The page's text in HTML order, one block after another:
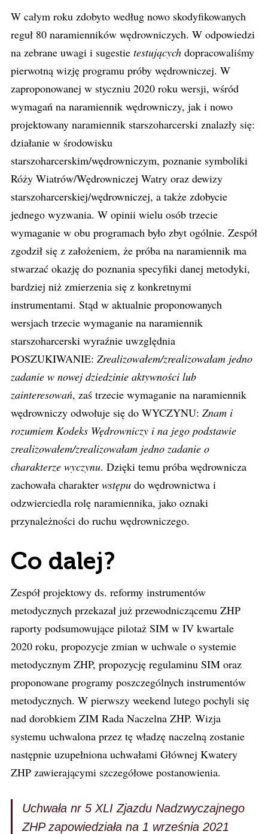
W całym roku zdobyto według nowo skodyfikowanych
reguł 80 naramienników wędrowniczych. W odpowiedzi
na zebrane uwagi i sugestie testujących dopracowaliśmy
pierwotną wizję programu próby wędrowniczej. W
zaproponowanej w styczniu 2020 roku wersji, wśród
wymagań na naramiennik wędrowniczy, jak i nowo
projektowany naramiennik starszoharcerski znalazły się:
działanie w środowisku
starszoharcerskim/wędrowniczym, poznanie symboliki
Róży Wiatrów/Wędrowniczej Watry oraz dewizy
starszoharcerskiej/wędrowniczej, a także zdobycie
jednego wyzwania. W opinii wielu osób trzecie
wymaganie w obu programach było zbyt ogólnie. Zespół
zgodził się z założeniem, że próba na naramiennik ma
stwarzać okazję do poznania specyfiki danej metodyki,
bardziej niż zmierzenia się z konkretnymi
instrumentami. Stąd w aktualnie proponowanych
wersjach trzecie wymaganie na naramiennik
starszoharcerski wyraźnie uwzględnia
POSZUKIWANIE: Zrealizowałem/zrealizowałam jedno
zadanie w nowej dziedzinie aktywności lub
zainteresowań, zaś trzecie wymaganie na naramiennik
wędrowniczy odwołuje się do WYCZYNU: Znam i
rozumiem Kodeks Wędrowniczy i na jego podstawie
zrealizowałem/zrealizowałam jedno zadanie o
charakterze wyczynu. Dzięki temu próba wędrownicza
zachowała charakter wstępu do wędrownictwa i
odzwierciedla rolę naramiennika, jako oznaki
przynależności do ruchu wędrowniczego.
Co dalej?
Zespół projektowy ds. reformy instrumentów
metodycznych przekazał już przewodniczącemu ZHP
raporty podsumowujące pilotaż SIM w IV kwartale
2020 roku, propozycje zmian w uchwale o systemie
metodycznym ZHP, propozycję regulaminu SIM oraz
proponowane programy poszczególnych instrumentów
metodycznych. W pierwszy weekend lutego pochyli się
nad dorobkiem ZIM Rada Naczelna ZHP. Wizja
systemu uchwalona przez tę władzę naczelną zostanie
następnie uzupełniona uchwałami Głównej Kwatery
ZHP zawierającymi szczegółowe postanowienia.
Uchwała nr 5 XLI Zjazdu Nadzwyczajnego
ZHP zapowiedziała na 1 września 2021